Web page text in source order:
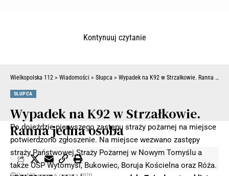
Po dojeździe pierwszego zastępu straży pożarnej na miejsce
potwierdzono zgłoszenie. Na miejsce wezwano zastępy
straży Państwowej Straży Pożarnej w Nowym Tomyślu a
także OSP Wytomyśl, Bukowiec, Boruja Kościelna oraz Róża.
Kontynuuj czytanie
Wielkopolska 112 > Wiadomości > Słupca > Wypadek na K92 w Strzałkowie. Ranna jedna osoba
SŁUPCA
Wypadek na K92 w Strzałkowie.
Ranna jedna osoba